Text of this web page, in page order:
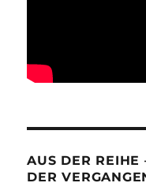
AUS DER REIHE
ER